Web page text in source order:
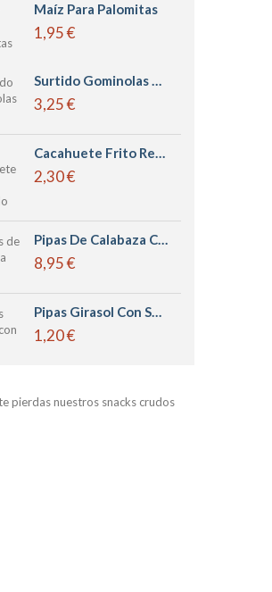
Maíz Para Palomitas
1,95 €
Surtido Gominolas Brillo
3,25 €
Cacahuete Frito Repelado
2,30 €
Pipas De Calabaza Crudas
8,95 €
Pipas Girasol Con Sal Tostadas
1,20 €